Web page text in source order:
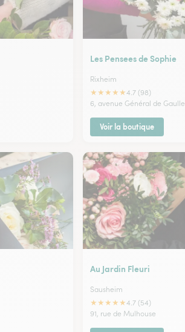
Les Pensees de Sophie
Rixheim
★★★★★4.7 (98)
6, avenue Général de Gaulle
Voir la boutique
Au Jardin Fleuri
Sausheim
★★★★★4.7 (54)
91, rue de Mulhouse